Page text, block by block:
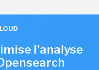
l'analyse